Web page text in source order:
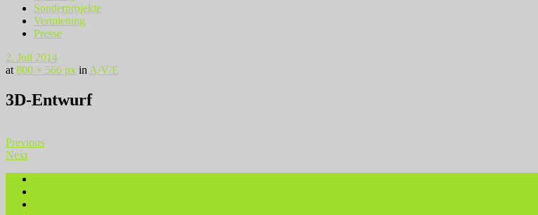
Sonderprojekte
Vermietung
Presse
2. Juli 2014
at 800 × 566 px in A/V/E
3D-Entwurf
Previous
Next